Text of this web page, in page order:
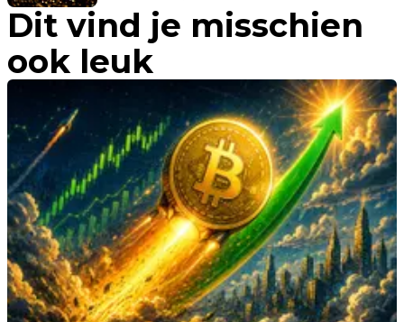
Dit vind je misschien
ook leuk